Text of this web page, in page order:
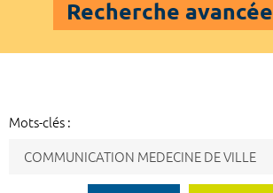
Recherche avancée
Mots-clés :